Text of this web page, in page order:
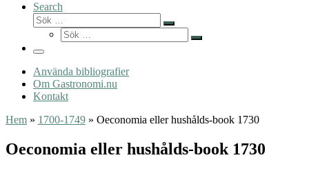
Search
Sök
Sök
Sök
Sök
Meny
Använda bibliografier
Om Gastronomi.nu
Kontakt
Hem » 1700-1749 » Oeconomia eller hushålds-book 1730
Oeconomia eller hushålds-book 1730